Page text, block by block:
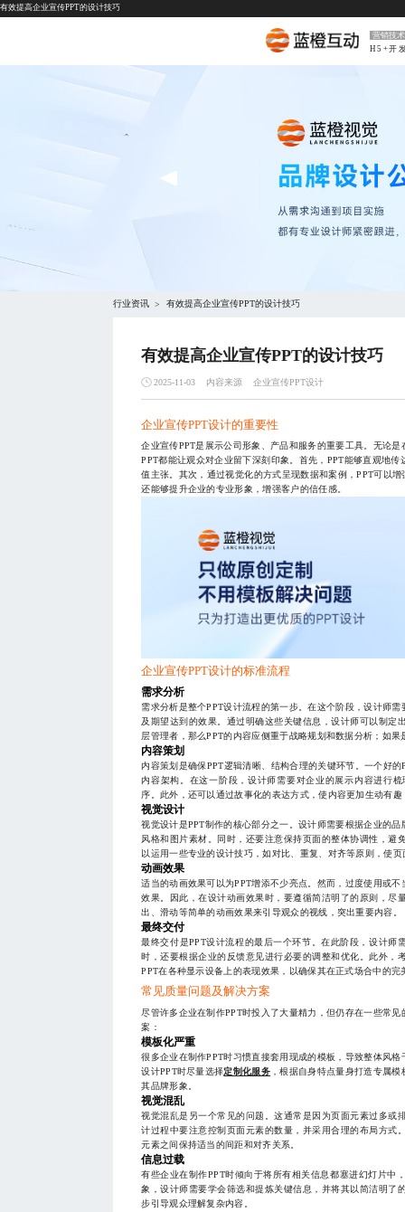
有效提高企业宣传PPT的设计技巧
营销技
H5+开
行业资讯 > 有效提高企业宣传PPT的设计技巧
有效提高企业宣传PPT的设计技巧
2025-11-03 内容来源 企业宣传PPT设计
企业宣传PPT设计的重要性
企业宣传PPT是展示公司形象、产品和服务的重要工具。无论
PPT都能让观众对企业留下深刻印象。首先，PPT能够直观地
值主张。其次，通过视觉化的方式呈现数据和案例，PPT可以
还能够提升企业的专业形象，增强客户的信任感。
企业宣传PPT设计的标准流程
需求分析
需求分析是整个PPT设计流程的第一步。在这个阶段，设计师
及期望达到的效果。通过明确这些关键信息，设计师可以制定
层管理者，那么PPT的内容应侧重于战略规划和数据分析；如
内容策划
内容策划是确保PPT逻辑清晰、结构合理的关键环节。一个好
内容架构。在这一阶段，设计师需要对企业的展示内容进行
序。此外，还可以通过故事化的表达方式，使内容更加生动有
视觉设计
视觉设计是PPT制作的核心部分之一。设计师需要根据企业的
风格和图片素材。同时，还要注意保持页面的整体协调性，避
以运用一些专业的设计技巧，如对比、重复、对齐等原则，使
动画效果
适当的动画效果可以为PPT增添不少亮点。然而，过度使用或
效果。因此，在设计动画效果时，要遵循简洁明了的原则，尽
出、滑动等简单的动画效果来引导观众的视线，突出重要内容。
最终交付
最终交付是PPT设计流程的最后一个环节。在此阶段，设计师
时，还要根据企业的反馈意见进行必要的调整和优化。此外，
PPT在各种显示设备上的表现效果，以确保其在正式场合中的完
常见质量问题及解决方案
尽管许多企业在制作PPT时投入了大量精力，但仍存在一些常
案：
模板化严重
很多企业在制作PPT时习惯直接套用现成的模板，导致整体风
设计PPT时尽量选择定制化服务 ，根据自身特点量身打造专属
其品牌形象。
视觉混乱
视觉混乱是另一个常见的问题。这通常是因为页面元素过多或
计过程中要注意控制页面元素的数量，并采用合理的布局方式
元素之间保持适当的间距和对齐关系。
信息过载
有些企业在制作PPT时倾向于将所有相关信息都塞进幻灯片中
象，设计师需要学会筛选和提炼关键信息，并将其以简洁明了
步引导观众理解复杂内容。